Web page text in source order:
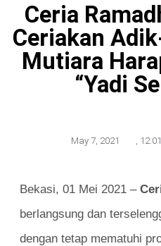
Ceria
Ceriakan
Mutiara
“Yadi
May 7, 2021 ,
Bekasi, 01 Mei 2021 –
berlangsung dan
dengan tetap mematuhi